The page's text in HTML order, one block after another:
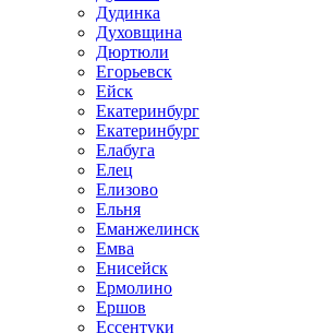
Дудинка
Духовщина
Дюртюли
Егорьевск
Ейск
Екатеринбург
Екатеринбург
Елабуга
Елец
Елизово
Ельня
Еманжелинск
Емва
Енисейск
Ермолино
Ершов
Ессентуки